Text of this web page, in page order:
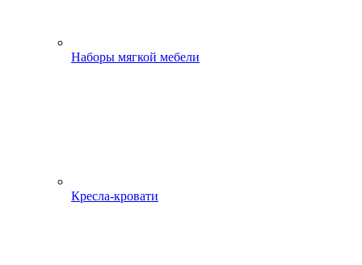
Наборы мягкой мебели
Кресла-кровати